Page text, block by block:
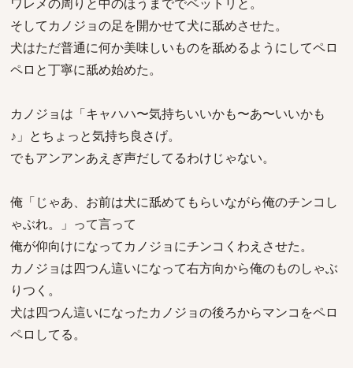
そしてカノジョの足を開かせて犬に舐めさせた。
犬はただ普通に何か美味しいものを舐めるようにしてペロ
ペロと丁寧に舐め始めた。
カノジョは「キャハハ〜気持ちいいかも〜あ〜いいかも
♪」とちょっと気持ち良さげ。
でもアンアンあえぎ声だしてるわけじゃない。
俺「じゃあ、お前は犬に舐めてもらいながら俺のチンコし
ゃぶれ。」って言って
俺が仰向けになってカノジョにチンコくわえさせた。
カノジョは四つん這いになって右方向から俺のものしゃぶ
りつく。
犬は四つん這いになったカノジョの後ろからマンコをペロ
ペロしてる。